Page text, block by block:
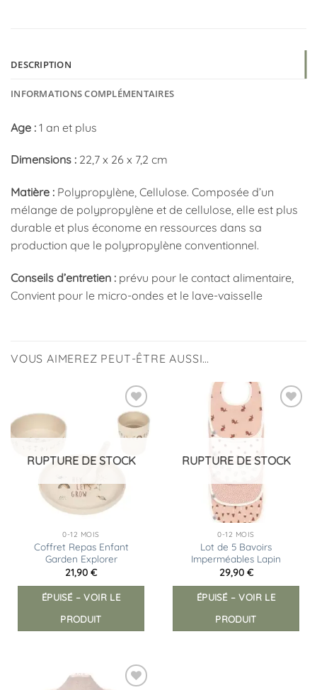
DESCRIPTION
INFORMATIONS COMPLÉMENTAIRES
Age : 1 an et plus
Dimensions : 22,7 x 26 x 7,2 cm
Matière : Polypropylène, Cellulose. Composée d’un
mélange de polypropylène et de cellulose, elle est plus
durable et plus économe en ressources dans sa
production que le polypropylène conventionnel.
Conseils d’entretien : prévu pour le contact alimentaire,
Convient pour le micro-ondes et le lave-vaisselle
VOUS AIMEREZ PEUT-ÊTRE AUSSI…
Ajouter
à la
liste
RUPTURE DE STOCK
0-12 MOIS
Coffret Repas Enfant
Garden Explorer
21,90 €
ÉPUISÉ – VOIR LE
PRODUIT
RUPTURE DE STOCK
0-12 MOIS
Lot de 5 Bavoirs
Imperméables Lapin
29,90 €
ÉPUISÉ – VOIR LE
PRODUIT